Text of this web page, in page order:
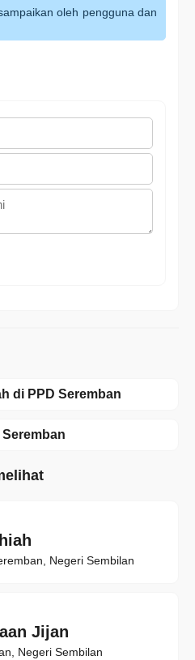
oleh pengguna dan
di PPD Seremban
Negeri Sembilan
Jijan
Negeri Sembilan